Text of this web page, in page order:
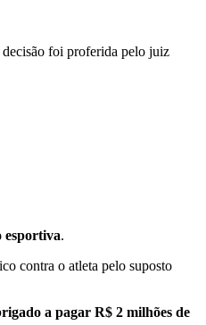
foi proferida pelo juiz
esportiva.
contra o atleta pelo suposto
a pagar R$ 2 milhões de